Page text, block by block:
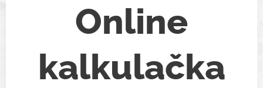
Online
kalkulačka